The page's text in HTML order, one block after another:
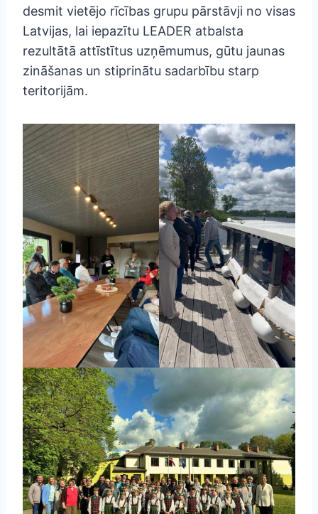
desmit vietējo rīcības grupu pārstāvji no visas
Latvijas, lai iepazītu LEADER atbalsta
rezultātā attīstītus uzņēmumus, gūtu jaunas
zināšanas un stiprinātu sadarbību starp
teritorijām.